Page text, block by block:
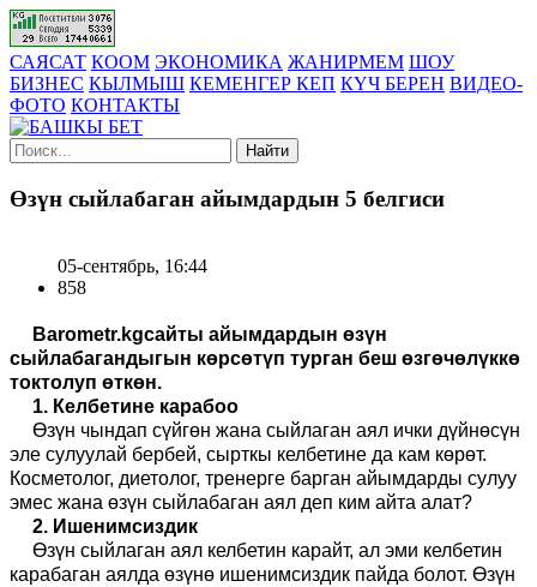
САЯСАТ КООМ ЭКОНОМИКА ЖАНИРМЕМ ШОУ
БИЗНЕС КЫЛМЫШ КЕМЕНГЕР КЕП КҮЧ БЕРЕН ВИДЕО-
ФОТО КОНТАКТЫ
Найти
Өзүн сыйлабаган айымдардын 5 белгиси
05-сентябрь, 16:44
858
Barometr.kgсайты айымдардын өзүн
сыйлабагандыгын көрсөтүп турган беш өзгөчөлүккө
токтолуп өткөн.
1. Келбетине карабоо
Өзүн чындап сүйгөн жана сыйлаган аял ички дүйнөсүн
эле сулуулай бербей, сырткы келбетине да кам көрөт.
Косметолог, диетолог, тренерге барган айымдарды сулуу
эмес жана өзүн сыйлабаган аял деп ким айта алат?
2. Ишенимсиздик
Өзүн сыйлаган аял келбетин карайт, ал эми келбетин
карабаган аялда өзүнө ишенимсиздик пайда болот. Өзүн